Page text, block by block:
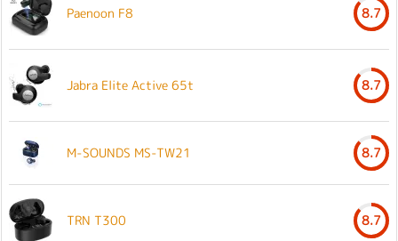
Paenoon F8 8.7
Jabra Elite Active 65t 8.7
M-SOUNDS MS-TW21 8.7
TRN T300 8.7